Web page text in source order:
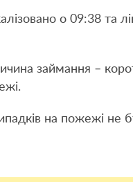
о 09:38 та
займання –
на пожежі не